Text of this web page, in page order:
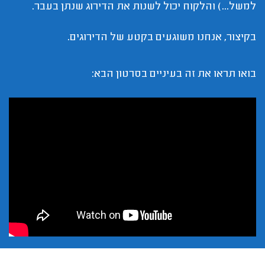
למשל...) והלקוח יכול לשנות את הדירוג שנתן בעבר.
בקיצור, אנחנו משוגעים בקטע של הדירוגים.
בואו תראו את זה בעיניים בסרטון הבא: